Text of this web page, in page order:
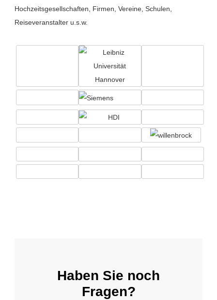
Hochzeitsgesellschaften, Firmen, Vereine, Schulen,
Reiseveranstalter u.s.w.
Haben Sie noch
Fragen?